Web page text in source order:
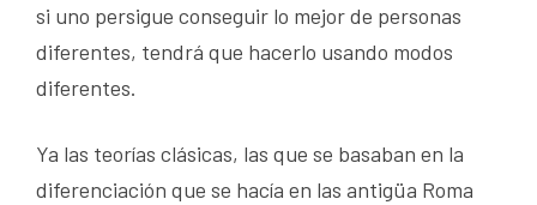
si uno persigue conseguir lo mejor de personas
diferentes, tendrá que hacerlo usando modos
diferentes.
Ya las teorías clásicas, las que se basaban en la
diferenciación que se hacía en las antigüa Roma